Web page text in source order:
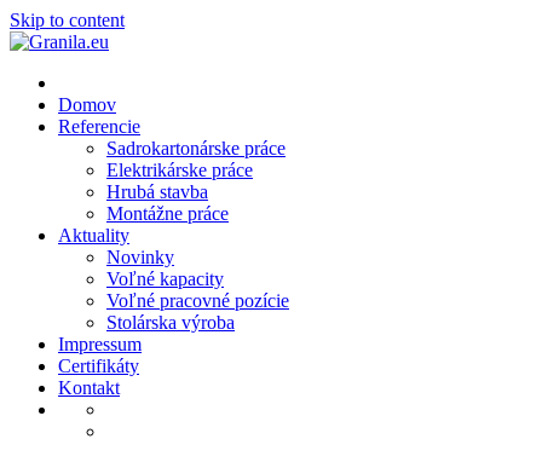
Skip to content
Domov
Referencie
Sadrokartonárske práce
Elektrikárske práce
Hrubá stavba
Montážne práce
Aktuality
Novinky
Voľné kapacity
Voľné pracovné pozície
Stolárska výroba
Impressum
Certifikáty
Kontakt